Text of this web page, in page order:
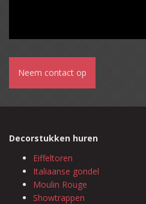
Neem contact op
Decorstukken huren
Eiffeltoren
Italiaanse gondel
Moulin Rouge
Showtrappen